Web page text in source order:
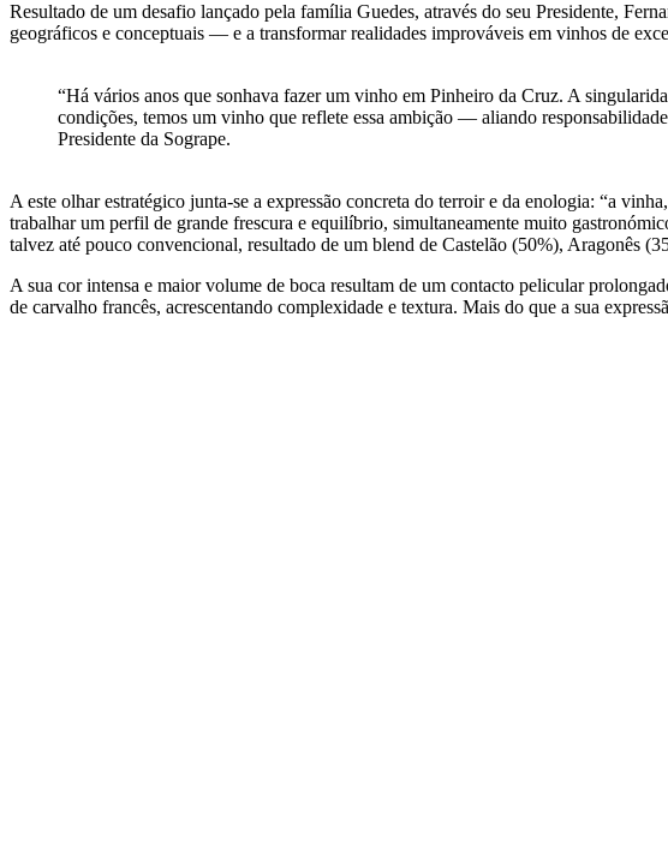
Resultado de um desafio lançado pela família Guedes, através do seu Presidente,
geográficos e conceptuais — e a transformar realidades improváveis em vinhos de
“Há vários anos que sonhava fazer um vinho em Pinheiro da Cruz. A
condições, temos um vinho que reflete essa ambição — aliando
Presidente da Sogrape.
A este olhar estratégico junta-se a expressão concreta do terroir e da enologia: “a
trabalhar um perfil de grande frescura e equilíbrio, simultaneamente muito
talvez até pouco convencional, resultado de um blend de Castelão (50%), Aragonês
A sua cor intensa e maior volume de boca resultam de um contacto pelicular
de carvalho francês, acrescentando complexidade e textura. Mais do que a sua